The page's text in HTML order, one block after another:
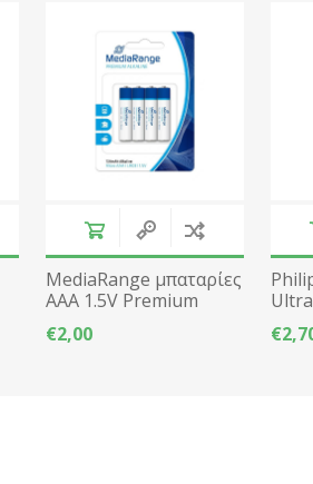
MediaRange μπαταρίες
AAA 1.5V Premium
Alkaline - 4τμχ
€2,00
LR6